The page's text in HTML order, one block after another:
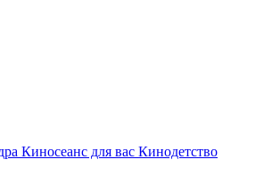
Киносеанс для вас Кинодетство